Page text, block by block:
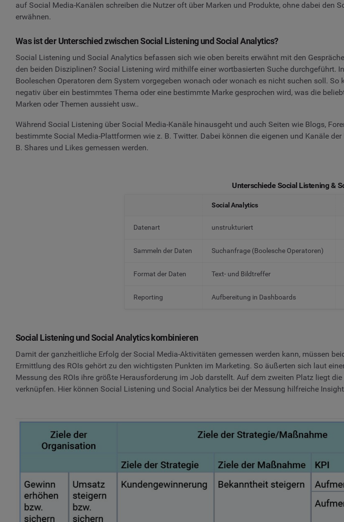
auf Social Media-Kanälen schreiben die Nutzer oft über Marken und Produkte, ohne dabei den
erwähnen.
Was ist der Unterschied zwischen Social Listening und Social Analytics?
Social Listening und Social Analytics befassen sich wie oben bereits erwähnt mit den
den beiden Disziplinen? Social Listening wird mithilfe einer wortbasierten Suche durchgeführt.
Booleschen Operatoren dem System vorgegeben wonach oder wonach es nicht suchen soll.
negativ über ein bestimmtes Thema oder eine bestimmte Marke gesprochen wird, was die
Marken oder Themen aussieht usw..
Während Social Listening über Social Media-Kanäle hinausgeht und auch Seiten wie Blogs,
bestimmte Social Media-Plattformen wie z. B. Twitter. Dabei können die eigenen und Kanäle
B. Shares und Likes gemessen werden.
Unterschiede Social Listening &
Social Analytics
Datenart unstrukturiert
Sammeln der Daten Suchanfrage (Boolesche Operatoren)
Format der Daten Text- und Bildtreffer
Reporting Aufbereitung in Dashboards
Social Listening und Social Analytics kombinieren
Damit der ganzheitliche Erfolg der Social Media-Aktivitäten gemessen werden kann, müssen
Ermittlung des ROIs gehört zu den wichtigsten Punkten im Marketing. So äußerten sich laut
Messung des ROIs ihre größte Herausforderung im Job darstellt. Auf dem zweiten Platz liegt
verknüpfen. Hier können Social Listening und Social Analytics bei der Messung hilfreiche